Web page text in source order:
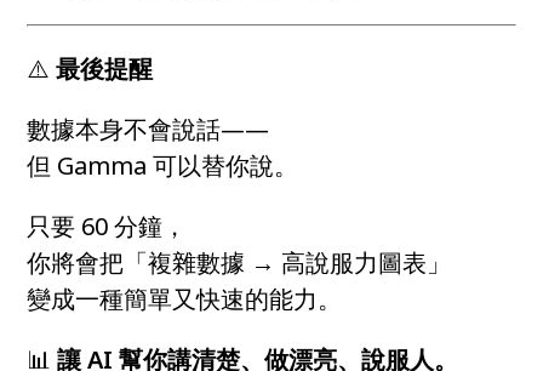
⚠️最後提醒
數據本身不會說話——
但 Gamma 可以替你說。
只要 60 分鐘，
你將會把「複雜數據 → 高說服力圖表」
變成一種簡單又快速的能力。
📊讓 AI 幫你講清楚、做漂亮、說服人。